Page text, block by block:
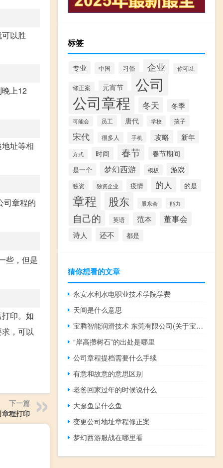
以胜
上12
址等相
司章程的
些，但是
印。如
，可以
下一篇
章程打印
标签
专业 中国 习俗 企业 你可以
修正案 元宵节 公司
公司章程 冬天 冬季
可能会 员工 唐代 学校 孩子
宋代 很多人 手机 攻略 新年
方式 时间 春节 春节期间
是一个 梦幻西游 模板 游戏
独资 独资企业 疫情 的人 的是
章程 股东 股东会 能力
自己的 英语 范本 董事会
诗人 还不 都是
猜你想看的文章
永安水利水电职业技术学院学费
天阊是什么意思
宝腾智能润滑技术 东莞有限公司(关于宝腾智能润滑技术 东莞有限公司简述)
“岸高攒树石”的出处是哪里
公司章程提档需要什么手续
有意和故意的意思区别
老爸回家过年的时候说什么
大趸鱼是什么鱼
变更公司地址章程修正案
梦幻西游服战在哪里看